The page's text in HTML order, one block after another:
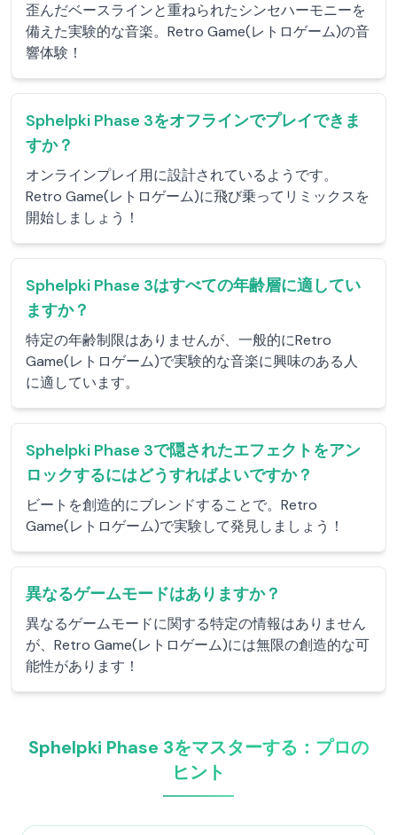
歪んだベースラインと重ねられたシンセハーモニーを
備えた実験的な音楽。Retro Game(レトロゲーム)の音
響体験！
Sphelpki Phase 3をオフラインでプレイできま
すか？
オンラインプレイ用に設計されているようです。
Retro Game(レトロゲーム)に飛び乗ってリミックスを
開始しましょう！
Sphelpki Phase 3はすべての年齢層に適してい
ますか？
特定の年齢制限はありませんが、一般的にRetro
Game(レトロゲーム)で実験的な音楽に興味のある人
に適しています。
Sphelpki Phase 3で隠されたエフェクトをアン
ロックするにはどうすればよいですか？
ビートを創造的にブレンドすることで。Retro
Game(レトロゲーム)で実験して発見しましょう！
異なるゲームモードはありますか？
異なるゲームモードに関する特定の情報はありません
が、Retro Game(レトロゲーム)には無限の創造的な可
能性があります！
Sphelpki Phase 3をマスターする：プロの
ヒント